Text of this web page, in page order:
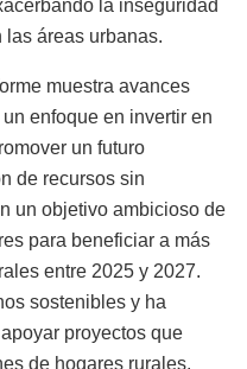
la inseguridad
áreas urbanas.
muestra avances
enfoque en invertir en
un futuro
de recursos sin
un objetivo ambicioso de
para beneficiar a más
entre 2025 y 2027.
sostenibles y ha
proyectos que
de hogares rurales.